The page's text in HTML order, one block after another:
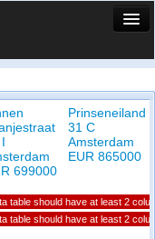
699000
Prinseneiland
31 C
Amsterdam
EUR 865000
table should have at least 2
table should have at least 2